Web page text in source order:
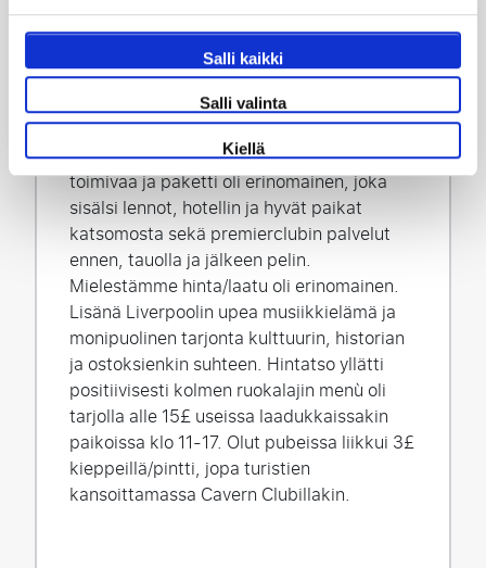
Salli kaikki
Salli valinta
Kiellä
Kahvivalikoima oli hyvä. Huoneissa paksut
kokolattiamatot. Sängyt hyvät. Huoneessa
myös kahvia ja teetä tarjolla. Pyyhkeet
paksuja ja isoja. Lämmönsäätimenä lähinnä
ikkuna. Näköalana Lime streetin aseman
katto. JalkapalloTravelin palvelu oli
toimivaa ja paketti oli erinomainen, joka
sisälsi lennot, hotellin ja hyvät paikat
katsomosta sekä premierclubin palvelut
ennen, tauolla ja jälkeen pelin.
Mielestämme hinta/laatu oli erinomainen.
Lisänä Liverpoolin upea musiikkielämä ja
monipuolinen tarjonta kulttuurin, historian
ja ostoksienkin suhteen. Hintatso yllätti
positiivisesti kolmen ruokalajin menù oli
tarjolla alle 15£ useissa laadukkaissakin
paikoissa klo 11-17. Olut pubeissa liikkui 3£
kieppeillä/pintti, jopa turistien
kansoittamassa Cavern Clubillakin.